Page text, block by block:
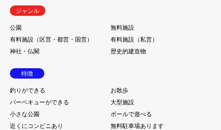
ジャンル
公園
無料施設
有料施設（区営・都営・国営）
有料施設（私営）
神社・仏閣
歴史的建造物
特徴
釣りができる
お散歩
バーベキューができる
大型施設
小さな公園
ボールで遊べる
近くにコンビニあり
無料駐車場あります